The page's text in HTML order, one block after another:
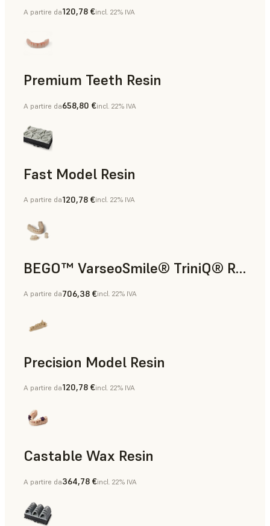
Modelli di diagnostica
A partire da120,78 €incl. 22% IVA
Premium Teeth Resin
Restauri provvisori, Restauri provvisori ad arcata
A partire da658,80 €incl. 22% IVA
Fast Model Resin
Modelli ortodontici
A partire da120,78 €incl. 22% IVA
BEGO™ VarseoSmile® TriniQ® Resin
Restauri permanenti, Restauri provvisori, Protesi dentali
A partire da706,38 €incl. 22% IVA
Precision Model Resin
Modelli di protesi, Modelli di diagnostica
A partire da120,78 €incl. 22% IVA
Castable Wax Resin
Modelli per fusione e stampaggio
A partire da364,78 €incl. 22% IVA